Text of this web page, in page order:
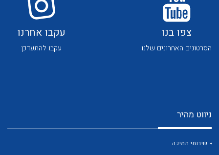
לכל מוצרי היצרן לכל מוצרי היצרן
לכל מוצרי היצרן
צפו בנו
הסרטונים האחרונים שלנו
עקבו אחרנו
עקבו להתעדכן
ניווט מהיר
שירותי תמיכה